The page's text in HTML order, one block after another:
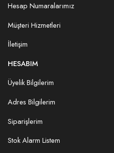
Hesap Numaralarımız
Müşteri Hizmetleri
İletişim
HESABIM
Üyelik Bilgilerim
Adres Bilgilerim
Siparişlerim
Stok Alarm Listem